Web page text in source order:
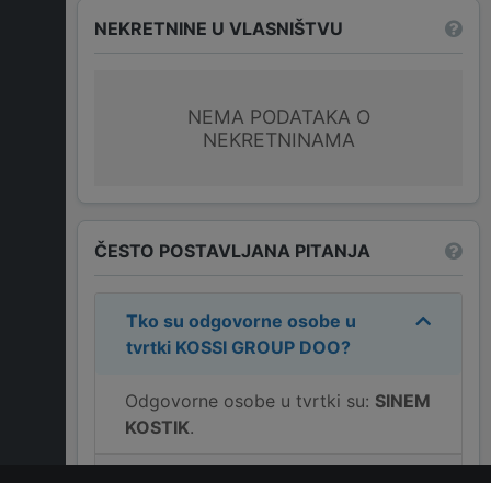
NEKRETNINE U VLASNIŠTVU
NEMA PODATAKA O
NEKRETNINAMA
ČESTO POSTAVLJANA PITANJA
Tko su odgovorne osobe u
tvrtki KOSSI GROUP DOO?
Odgovorne osobe u tvrtki su: SINEM
KOSTIK.